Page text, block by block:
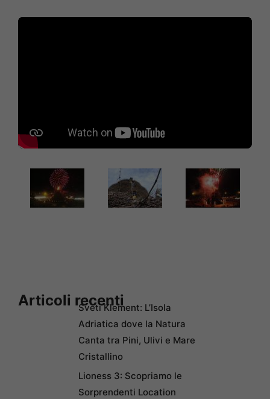
Articoli recentiSveti Klement: L’Isola
Adriatica dove la Natura
Canta tra Pini, Ulivi e Mare
Cristallino
Lioness 3: Scopriamo le
Sorprendenti Location